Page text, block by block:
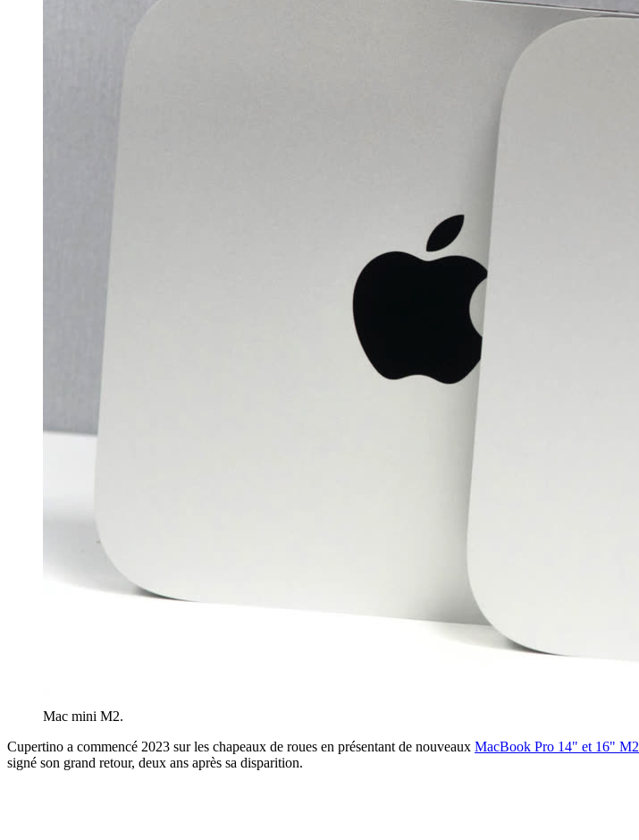
Mac mini M2.
Cupertino a commencé 2023 sur les chapeaux de roues en présentant de nouveaux MacBook Pro 14" et 16" M2
signé son grand retour, deux ans après sa disparition.